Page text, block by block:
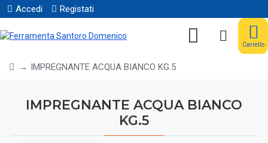
Accedi Registati
Carrello
IMPREGNANTE ACQUA BIANCO KG.5
IMPREGNANTE ACQUA BIANCO
KG.5